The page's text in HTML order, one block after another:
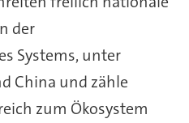
der
Systems, unter
China und zähle
zum Ökosystem